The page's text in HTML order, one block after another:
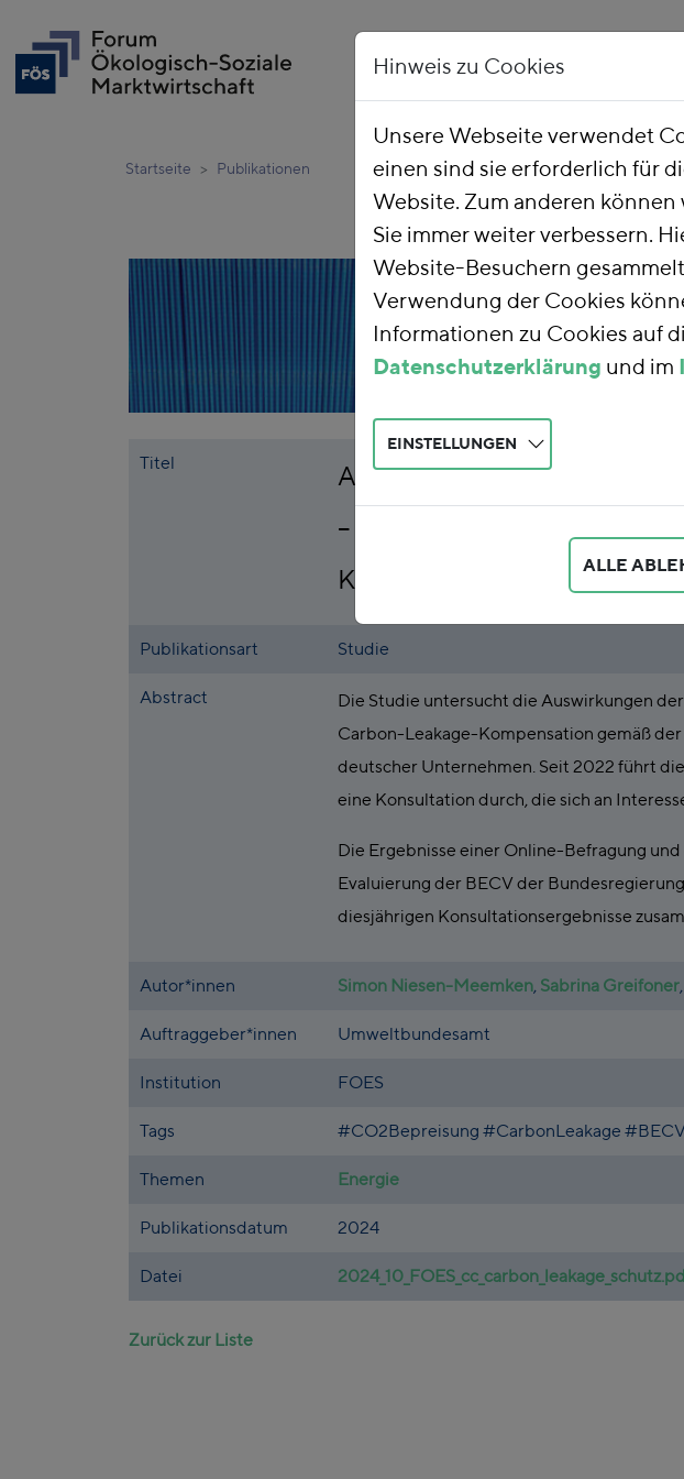
Startseite Publikationen
Titel
Abschlussbericht: Carbon
– Bericht zum BECV-
Konsultationsverfahrens
Publikationsart Studie
Abstract
Die Studie untersucht die Auswirkungen
Carbon-Leakage-Kompensation gemäß
deutscher Unternehmen. Seit 2022 führt
eine Konsultation durch, die sich an
Die Ergebnisse einer Online-Befragung
Evaluierung der BECV der
diesjährigen Konsultationsergebnisse
Autor*innen Simon Niesen-Meemken Sabrina Greifoner
Auftraggeber*innen Umweltbundesamt
Institution FOES
Tags #CO2Bepreisung #CarbonLeakage
Themen Energie
Publikationsdatum 2024
Datei
Zurück zur Liste
Hinweis zu Cookies
Unsere Webseite verwendet
einen sind sie erforderlich für
Website. Zum anderen
Sie immer weiter verbessern.
Website-Besuchern
Verwendung der Cookies
Informationen zu Cookies auf
Datenschutzerklärung und im
EINSTELLUNGEN
ALLE